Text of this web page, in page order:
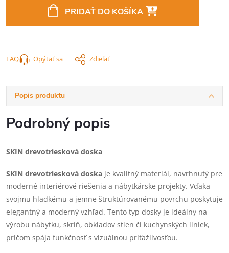
PRIDAŤ DO KOŠÍKA
Opýtať sa Zdieľať
FAQ
Popis produktu
Podrobný popis
SKIN drevotriesková doska
SKIN drevotriesková doska je kvalitný materiál, navrhnutý pre
moderné interiérové riešenia a nábytkárske projekty. Vďaka
svojmu hladkému a jemne štruktúrovanému povrchu poskytuje
elegantný a moderný vzhľad. Tento typ dosky je ideálny na
výrobu nábytku, skríň, obkladov stien či kuchynských liniek,
pričom spája funkčnosť s vizuálnou príťažlivosťou.